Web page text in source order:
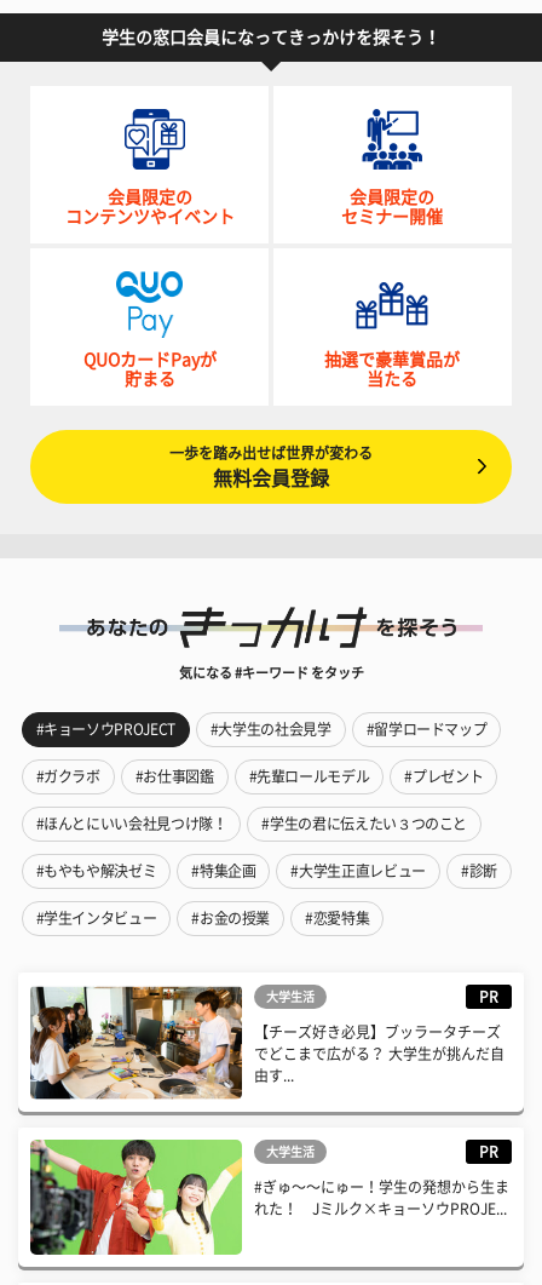
学生の窓口会員になってきっかけを探そう！
会員限定の
コンテンツやイベント
会員限定の
セミナー開催
QUOカードPayが
貯まる
抽選で豪華賞品が
当たる
一歩を踏み出せば世界が変わる
無料会員登録
気になる #キーワード をタッチ
#キョーソウPROJECT #大学生の社会見学 #留学ロードマップ
#ガクラボ #お仕事図鑑 #先輩ロールモデル #プレゼント
#ほんとにいい会社見つけ隊！ #学生の君に伝えたい３つのこと
#もやもや解決ゼミ #特集企画 #大学生正直レビュー #診断
#学生インタビュー #お金の授業 #恋愛特集
大学生活 PR
【チーズ好き必見】ブッラータチーズ
でどこまで広がる？ 大学生が挑んだ自
由す...
大学生活 PR
#ぎゅ〜〜にゅー！学生の発想から生ま
れた！ Jミルク×キョーソウPROJE...